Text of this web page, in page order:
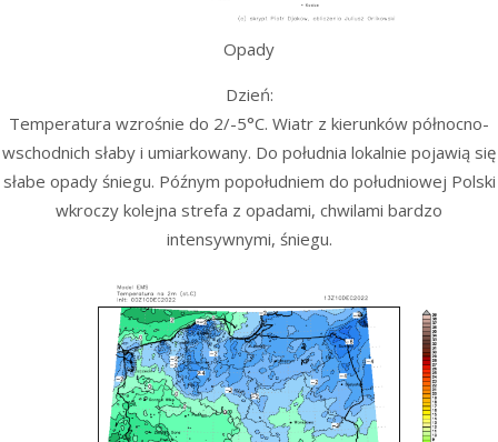
Opady
Dzień:
Temperatura wzrośnie do 2/-5°C. Wiatr z kierunków północno-
wschodnich słaby i umiarkowany. Do południa lokalnie pojawią się
słabe opady śniegu. Późnym popołudniem do południowej Polski
wkroczy kolejna strefa z opadami, chwilami bardzo
intensywnymi, śniegu.